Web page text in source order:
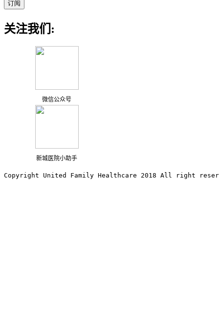
关注我们:
微信公众号
新城医院小助手
Copyright United Family Healthcare 2018 All right